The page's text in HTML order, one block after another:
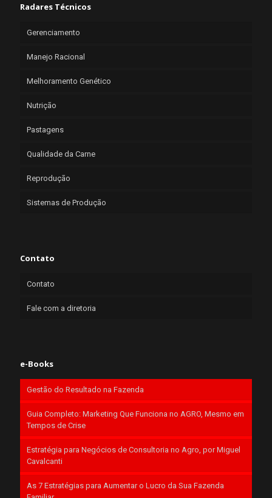
Radares Técnicos
Gerenciamento
Manejo Racional
Melhoramento Genético
Nutrição
Pastagens
Qualidade da Carne
Reprodução
Sistemas de Produção
Contato
Contato
Fale com a diretoria
e-Books
Gestão do Resultado na Fazenda
Guia Completo: Marketing Que Funciona no AGRO, Mesmo em
Tempos de Crise
Estratégia para Negócios de Consultoria no Agro, por Miguel
Cavalcanti
As 7 Estratégias para Aumentar o Lucro da Sua Fazenda